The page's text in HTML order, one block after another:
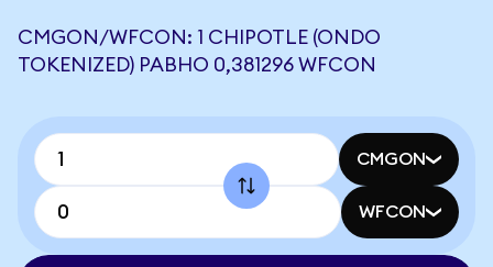
CMGON/WFCON: 1 CHIPOTLE (ONDO
TOKENIZED) РАВНО 0,381296 WFCON
CMGON
WFCON